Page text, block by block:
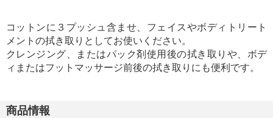
コットンに３プッシュ含ませ、フェイスやボディトリート
メントの拭き取りとしてお使いください。
クレンジング、またはパック剤使用後の拭き取りや、ボデ
ィまたはフットマッサージ前後の拭き取りにも便利です。
商品情報